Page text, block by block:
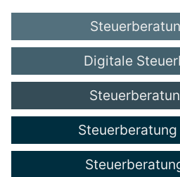
Digitale